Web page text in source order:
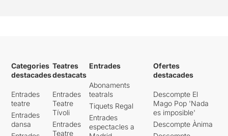
Categories
destacades
Entrades
teatre
Entrades
dansa
Teatres
destacats
Entrades
Teatre
Tívoli
Entrades
Teatre
Entrades
Abonaments
teatrals
Tiquets Regal
Entrades
espectacles a
Ofertes
destacades
Descompte El
Mago Pop 'Nada
es imposible'
Descompte Ànima